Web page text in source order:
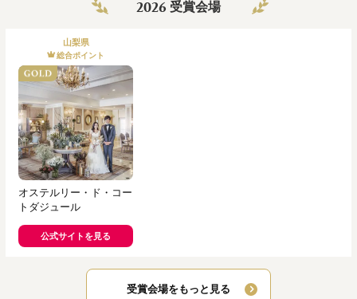
2026 受賞会場
山梨県
総合ポイント
オステルリー・ド・コー
トダジュール
公式サイトを見る
受賞会場をもっと見る